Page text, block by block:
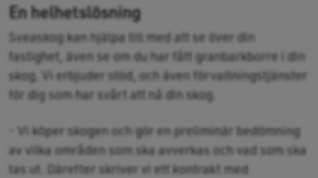
En helhetslösning
Sveaskog kan hjälpa till med att se över din
fastighet, även se om du har fått granbarkborre i din
skog. Vi erbjuder stöd, och även förvaltningstjänster
för dig som har svårt att nå din skog.
- Vi köper skogen och gör en preliminär bedömning
av vilka områden som ska avverkas och vad som ska
tas ut. Därefter skriver vi ett kontrakt med